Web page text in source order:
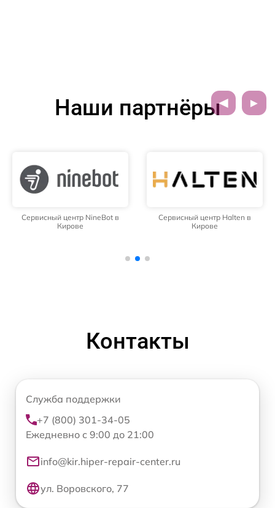
Наши партнёры
Сервисный центр NineBot в
Кирове
Сервисный центр Halten в
Кирове
Контакты
Служба поддержки
+7 (800) 301-34-05
Ежедневно с 9:00 до 21:00
info@kir.hiper-repair-center.ru
ул. Воровского, 77